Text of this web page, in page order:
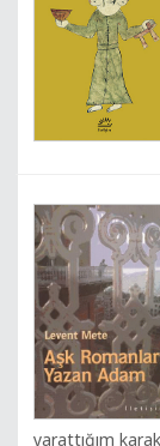
yarattığım